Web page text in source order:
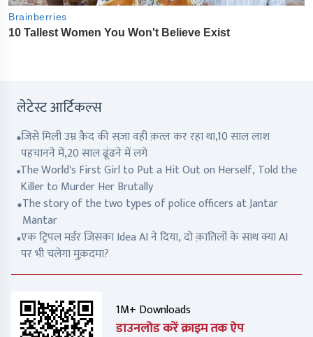
लेटेस्ट आर्टिकल्स
जिसे मिली उम्र क़ैद की सज़ा वही क़त्ल कर रहा था,10 साल लाश
पहचानने में,20 साल ढूंढने में लगे
The World's First Girl to Put a Hit Out on Herself, Told the
Killer to Murder Her Brutally
The story of the two types of police officers at Jantar
Mantar
एक ट्रिपल मर्डर जिसका Idea AI ने दिया, दो क़ातिलों के साथ क्या AI
पर भी चलेगा मुक़दमा?
1M+ Downloads
डाउनलोड करें क्राइम तक ऐप